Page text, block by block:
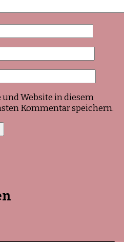
Website in diesem
Kommentar speichern.